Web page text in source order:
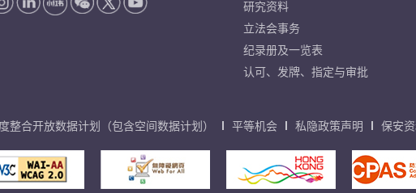
研究资料
立法会事务
纪录册及一览表
认可、发牌、指定与审批
整合开放数据计划（包含空间数据计划） 平等机会 私隐政策声明 保安